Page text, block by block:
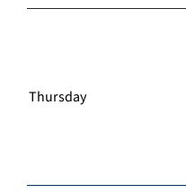
Thursday